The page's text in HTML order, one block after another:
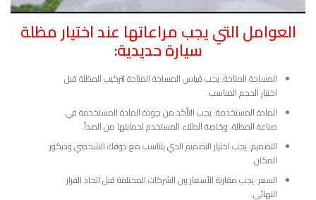
العوامل التي يجب مراعاتها عند اختيار مظلة
سيارة حديدية:
المساحة المتاحة: يجب قياس المساحة المتاحة لتركيب المظلة قبل
اختيار الحجم المناسب.
المادة المستخدمة: يجب التأكد من جودة المادة المستخدمة في
صناعة المظلة، وخاصة الطلاء المستخدم لحمايتها من الصدأ.
التصميم: يجب اختيار التصميم الذي يتناسب مع ذوقك الشخصي وديكور
المكان.
السعر: يجب مقارنة الأسعار بين الشركات المختلفة قبل اتخاذ القرار
النهائي.